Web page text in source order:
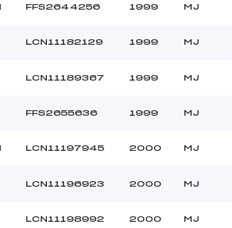
FFS2644256 1999 MJ
LCN11182129 1999 MJ
LCN11189367 1999 MJ
FFS2655636 1999 MJ
LCN11197945 2000 MJ
LCN11196923 2000 MJ
LCN11198992 2000 MJ